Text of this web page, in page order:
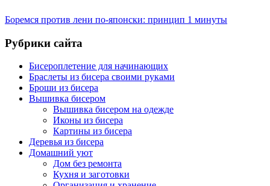
Боремся против лени по-японски: принцип 1 минуты
Рубрики сайта
Бисероплетение для начинающих
Браслеты из бисера своими руками
Броши из бисера
Вышивка бисером
Вышивка бисером на одежде
Иконы из бисера
Картины из бисера
Деревья из бисера
Домашний уют
Дом без ремонта
Кухня и заготовки